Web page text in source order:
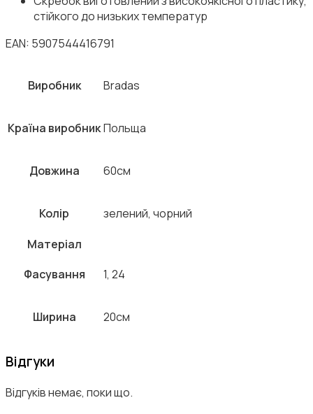
стійкого до низьких температур
EAN: 5907544416791
Виробник Bradas
Країна виробникПольща
Довжина 60см
Колір
зелений, чорний
Матеріал
Фасування
1, 24
Ширина 20см
Відгуки
Відгуків немає, поки що.